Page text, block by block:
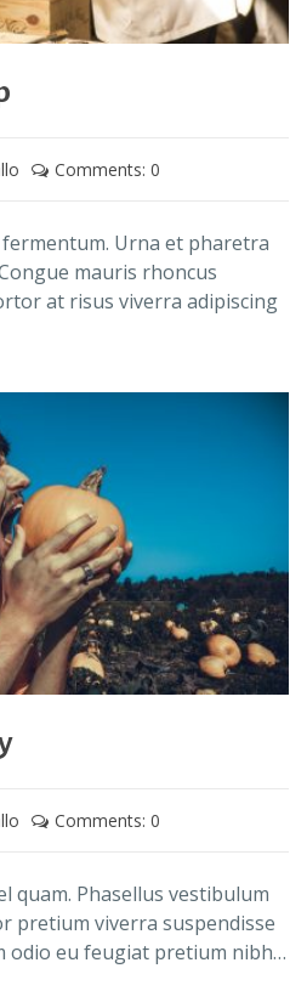
Comments: 0
Urna et pharetra
mauris rhoncus
at risus viverra adipiscing
Comments: 0
quam. Phasellus vestibulum
pretium viverra suspendisse
odio eu feugiat pretium nibh…